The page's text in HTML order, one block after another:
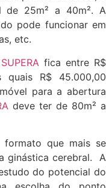
de 25m² a 40m². A
pode funcionar em
etc.
SUPERA fica entre R$
quais R$ 45.000,00
para a abertura
deve ter de 80m² a
formato que mais se
ginástica cerebral. A
do potencial do